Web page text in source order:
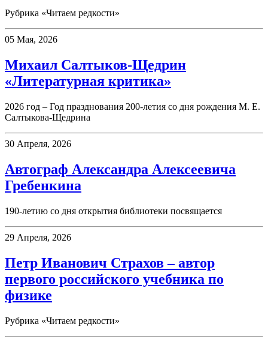
Рубрика «Читаем редкости»
05 Мая, 2026
Михаил Салтыков-Щедрин
«Литературная критика»
2026 год – Год празднования 200-летия со дня рождения М. Е.
Салтыкова-Щедрина
30 Апреля, 2026
Автограф Александра Алексеевича
Гребенкина
190-летию со дня открытия библиотеки посвящается
29 Апреля, 2026
Петр Иванович Страхов – автор
первого российского учебника по
физике
Рубрика «Читаем редкости»